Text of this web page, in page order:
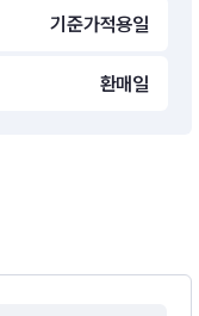
기준가적용일
환매일